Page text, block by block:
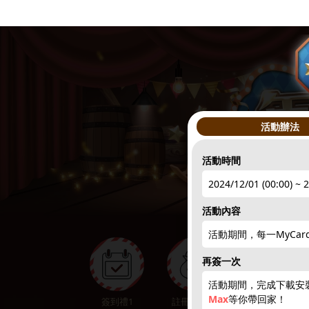
簽到禮1 註冊領點數 下載APP
活動辦法
活動時間
2024/12/01 (00:00) ~
活動內容
活動期間，每一
再簽一次
活動期間，完成下載安
Max等你帶回家！